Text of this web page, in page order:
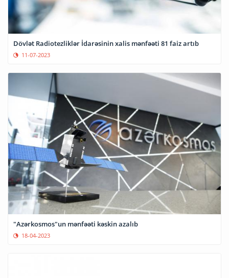
Dövlət Radiotezliklər İdarəsinin xalis mənfəəti 81 faiz artıb
11-07-2023
"Azərkosmos"un mənfəəti kəskin azalıb
18-04-2023